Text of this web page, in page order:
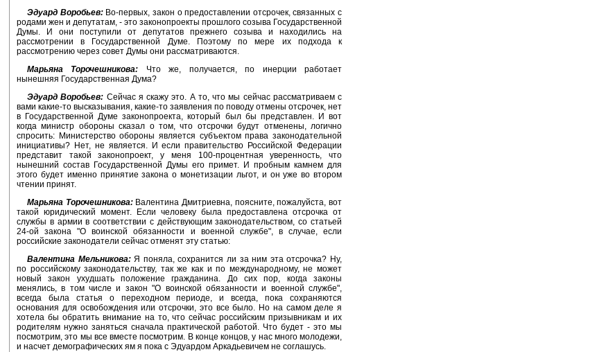
Эдуард Воробьев:Во-первых, закон о предоставлении отсрочек, связанных с
родами жен и депутатам, - это законопроекты прошлого созыва Государственной
Думы. И они поступили от депутатов прежнего созыва и находились на
рассмотрении в Государственной Думе. Поэтому по мере их подхода к
рассмотрению через совет Думы они рассматриваются.
Марьяна Торочешникова: Что же, получается, по инерции работает
нынешняя Государственная Дума?
Эдуард Воробьев: Сейчас я скажу это. А то, что мы сейчас рассматриваем с
вами какие-то высказывания, какие-то заявления по поводу отмены отсрочек, нет
в Государственной Думе законопроекта, который был бы представлен. И вот
когда министр обороны сказал о том, что отсрочки будут отменены, логично
спросить: Министерство обороны является субъектом права законодательной
инициативы? Нет, не является. И если правительство Российской Федерации
представит такой законопроект, у меня 100-процентная уверенность, что
нынешний состав Государственной Думы его примет. И пробным камнем для
этого будет именно принятие закона о монетизации льгот, и он уже во втором
чтении принят.
Марьяна Торочешникова:Валентина Дмитриевна, поясните, пожалуйста, вот
такой юридический момент. Если человеку была предоставлена отсрочка от
службы в армии в соответствии с действующим законодательством, со статьей
24-ой закона "О воинской обязанности и военной службе", в случае, если
российские законодатели сейчас отменят эту статью:
Валентина Мельникова:Я поняла, сохранится ли за ним эта отсрочка? Ну,
по российскому законодательству, так же как и по международному, не может
новый закон ухудшать положение гражданина. До сих пор, когда законы
менялись, в том числе и закон "О воинской обязанности и военной службе",
всегда была статья о переходном периоде, и всегда, пока сохраняются
основания для освобождения или отсрочки, это все было. Но на самом деле я
хотела бы обратить внимание на то, что сейчас российским призывникам и их
родителям нужно заняться сначала практической работой. Что будет - это мы
посмотрим, это мы все вместе посмотрим. В конце концов, у нас много молодежи,
и насчет демографических ям я пока с Эдуардом Аркадьевичем не соглашусь.